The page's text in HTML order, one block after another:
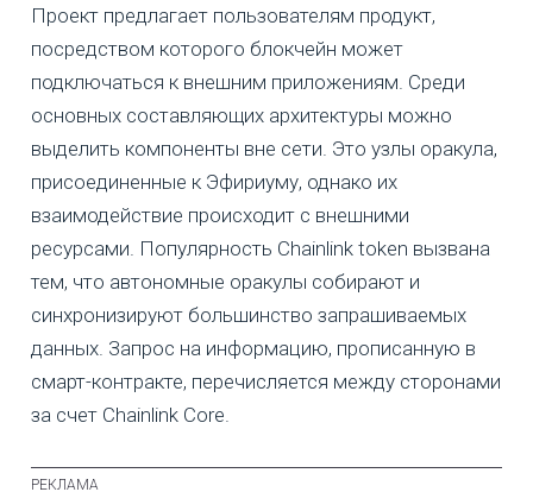
Проект предлагает пользователям продукт,
посредством которого блокчейн может
подключаться к внешним приложениям. Среди
основных составляющих архитектуры можно
выделить компоненты вне сети. Это узлы оракула,
присоединенные к Эфириуму, однако их
взаимодействие происходит с внешними
ресурсами. Популярность Chainlink token вызвана
тем, что автономные оракулы собирают и
синхронизируют большинство запрашиваемых
данных. Запрос на информацию, прописанную в
смарт-контракте, перечисляется между сторонами
за счет Chainlink Core.